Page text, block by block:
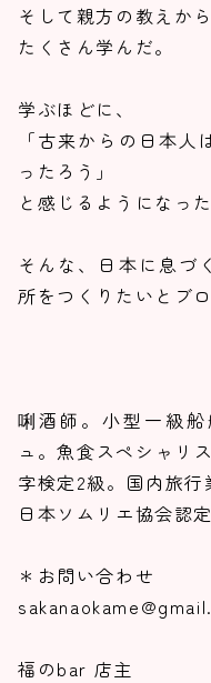
そして親方の教えから
たくさん学んだ。
学ぶほどに、
「古来からの日本
ったろう」
と感じるようになった
そんな、日本に息づ
所をつくりたいとブロ
唎酒師。小型一級
ュ。魚食スペシャリ
字検定2級。国内旅行
日本ソムリエ協会認
＊お問い合わせ
福のbar 店主